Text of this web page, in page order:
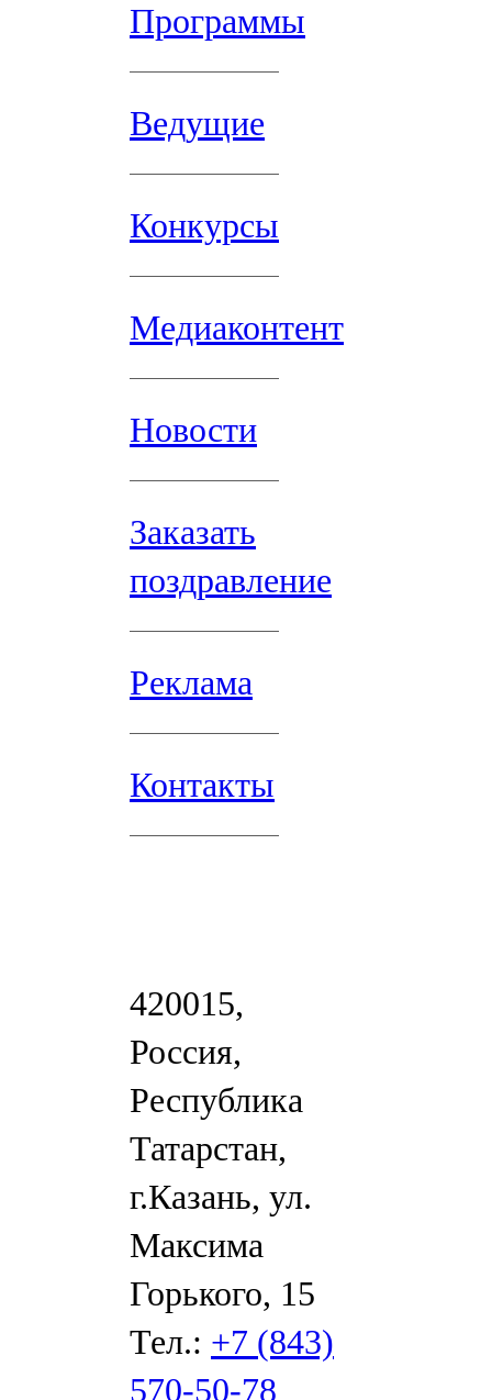
Программы
Ведущие
Конкурсы
Медиаконтент
Новости
Заказать
поздравление
Реклама
Контакты
420015,
Россия,
Республика
Татарстан,
г.Казань, ул.
Максима
Горького, 15
Тел.: +7 (843)
570-50-78